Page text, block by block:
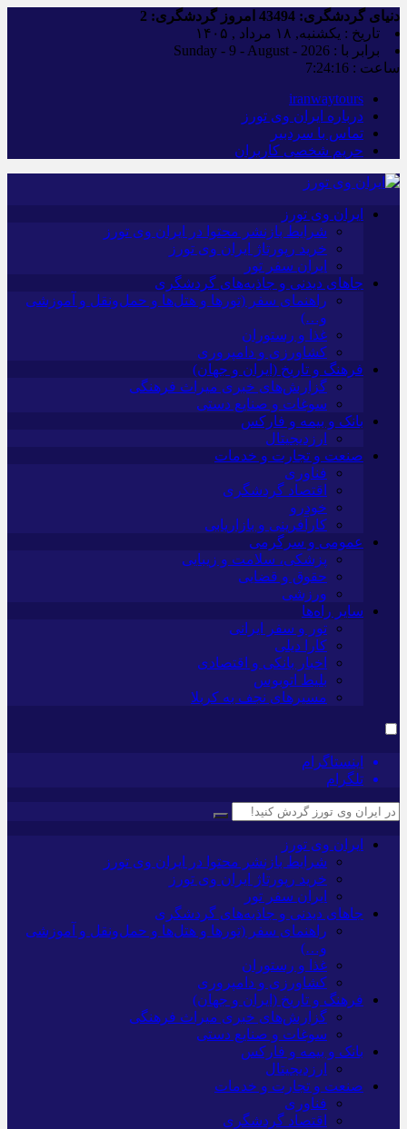
دنیای گردشگری: امروز گردشگری:
تاریخ : یکشنبه, ۱۸ مرداد , ۱۴۰۵
برابر با : Sunday - 9 - August - 2026
ساعت : 7:24:17
iranwaytours
درباره ایران وی تورز
تماس با سردبیر
حریم شخصی کاربران
ایران وی تورز
شرایط بازنشر محتوا در ایران وی تورز
خرید رپورتاژ ایران وی تورز
ایران سفر تور
جاهای دیدنی و جاذبه‌های گردشگری
راهنمای سفر (تورها و هتل‌ها و حمل‌و‌نقل و آموزشی
و…)
غذا و رستوران
کشاورزی و دامپروری
فرهنگ و تاریخ (ایران و جهان)
گزارش‌های خبری میراث فرهنگی
سوغات و صنایع دستی
بانک و بیمه و فارکس
ارزدیجیتال
صنعت و تجارت و خدمات
فناوری
اقتصاد گردشگری
خودرو
کارآفرینی و بازاریابی
عمومی و سرگرمی
پزشکی، سلامت و زیبایی
حقوق و قضایی
ورزشی
سایر راه‌ها
تور و سفر ایرانی
کارا دیلی
اخبار بانکی و اقتصادی
بلیط اتوبوس
مسیرهای نجف به کربلا
اینستاگرام
تلگرام
ایران وی تورز
شرایط بازنشر محتوا در ایران وی تورز
خرید رپورتاژ ایران وی تورز
ایران سفر تور
جاهای دیدنی و جاذبه‌های گردشگری
راهنمای سفر (تورها و هتل‌ها و حمل‌و‌نقل و آموزشی
و…)
غذا و رستوران
کشاورزی و دامپروری
فرهنگ و تاریخ (ایران و جهان)
گزارش‌های خبری میراث فرهنگی
سوغات و صنایع دستی
بانک و بیمه و فارکس
ارزدیجیتال
صنعت و تجارت و خدمات
فناوری
اقتصاد گردشگری